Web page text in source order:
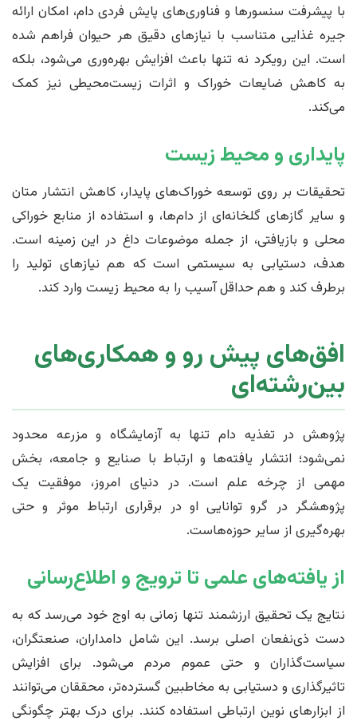
با پیشرفت سنسورها و فناوری‌های پایش فردی دام، امکان ارائه
جیره غذایی متناسب با نیازهای دقیق هر حیوان فراهم شده
است. این رویکرد نه تنها باعث افزایش بهره‌وری می‌شود، بلکه
به کاهش ضایعات خوراک و اثرات زیست‌محیطی نیز کمک
می‌کند.
پایداری و محیط زیست
تحقیقات بر روی توسعه خوراک‌های پایدار، کاهش انتشار متان
و سایر گازهای گلخانه‌ای از دام‌ها، و استفاده از منابع خوراکی
محلی و بازیافتی، از جمله موضوعات داغ در این زمینه است.
هدف، دستیابی به سیستمی است که هم نیازهای تولید را
برطرف کند و هم حداقل آسیب را به محیط زیست وارد کند.
افق‌های پیش رو و همکاری‌های
بین‌رشته‌ای
پژوهش در تغذیه دام تنها به آزمایشگاه و مزرعه محدود
نمی‌شود؛ انتشار یافته‌ها و ارتباط با صنایع و جامعه، بخش
مهمی از چرخه علم است. در دنیای امروز، موفقیت یک
پژوهشگر در گرو توانایی او در برقراری ارتباط موثر و حتی
بهره‌گیری از سایر حوزه‌هاست.
از یافته‌های علمی تا ترویج و اطلاع‌رسانی
نتایج یک تحقیق ارزشمند تنها زمانی به اوج خود می‌رسد که به
دست ذی‌نفعان اصلی برسد. این شامل دامداران، صنعتگران،
سیاست‌گذاران و حتی عموم مردم می‌شود. برای افزایش
تاثیرگذاری و دستیابی به مخاطبین گسترده‌تر، محققان می‌توانند
از ابزارهای نوین ارتباطی استفاده کنند. برای درک بهتر چگونگی